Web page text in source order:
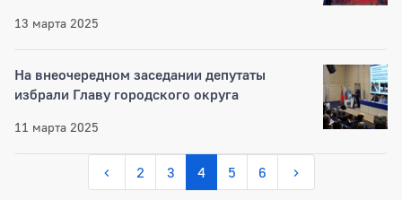
13 марта 2025
На внеочередном заседании депутаты
избрали Главу городского округа
11 марта 2025
2 3 4 5 6